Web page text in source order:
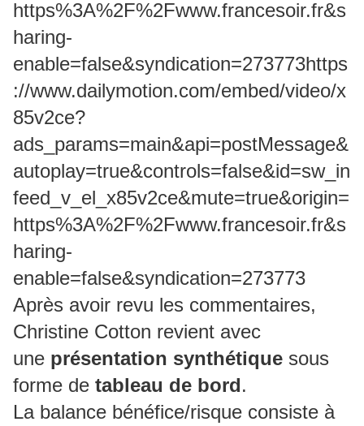
https%3A%2F%2Fwww.francesoir.fr&s
haring-
enable=false&syndication=273773https
://www.dailymotion.com/embed/video/x
85v2ce?
ads_params=main&api=postMessage&
autoplay=true&controls=false&id=sw_in
feed_v_el_x85v2ce&mute=true&origin=
https%3A%2F%2Fwww.francesoir.fr&s
haring-
enable=false&syndication=273773
Après avoir revu les commentaires,
Christine Cotton revient avec
une présentation synthétique sous
forme de tableau de bord.
La balance bénéfice/risque consiste à